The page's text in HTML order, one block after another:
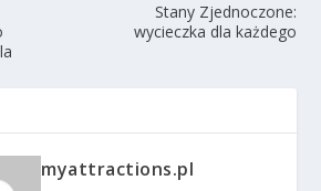
Stany Zjednoczone:
wycieczka dla każdego
myattractions.pl